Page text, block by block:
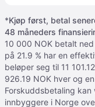
*Kjøp først, betal
48 måneders
10 000 NOK betalt
på 21.9 % har en
beløper seg til 11
926.19 NOK hver og
Forskuddsbetaling
innbyggere i Norge